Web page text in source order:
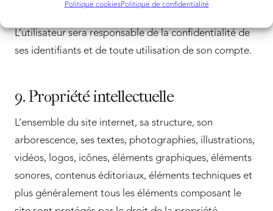
Politique cookiesPolitique de confidentialité
pourront être ajoutées ou modifiées.
L’utilisateur sera responsable de la confidentialité de
ses identifiants et de toute utilisation de son compte.
9. Propriété intellectuelle
L’ensemble du site internet, sa structure, son
arborescence, ses textes, photographies, illustrations,
vidéos, logos, icônes, éléments graphiques, éléments
sonores, contenus éditoriaux, éléments techniques et
plus généralement tous les éléments composant le